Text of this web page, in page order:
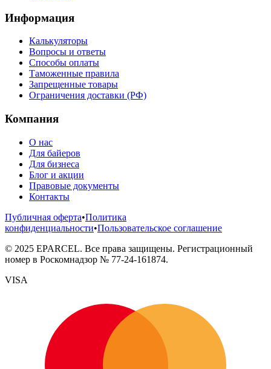
Информация
Калькуляторы
Вопросы и ответы
Способы оплаты
Таможенные правила
Запрещенные товары
Ограничения доставки (РФ)
Компания
О нас
Для байеров
Для бизнеса
Блог и акции
Правовые документы
Контакты
Публичная оферта•Политика
конфиденциальности•Пользовательское соглашение
© 2025 EPARCEL. Все права защищены. Регистрационный
номер в Роскомнадзор № 77-24-161874.
VISA